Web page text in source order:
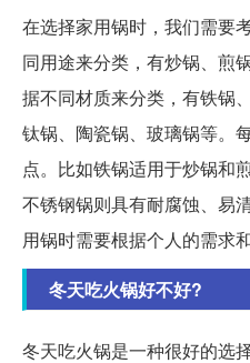
在选择家用锅时，我们需要
同用途来分类，有炒锅、煎
据不同材质来分类，有铁锅
钛锅、陶瓷锅、玻璃锅等。
点。比如铁锅适用于炒锅和
不锈钢锅则具有耐腐蚀、易
用锅时需要根据个人的需求
冬天吃火锅好不好?
冬天吃火锅是一种很好的选